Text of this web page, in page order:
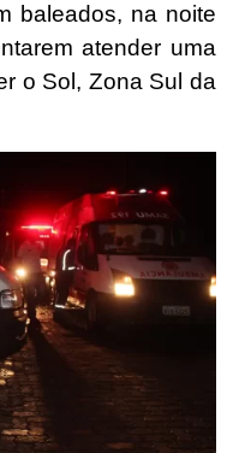
baleados, na noite
atender uma
o Sol, Zona Sul da